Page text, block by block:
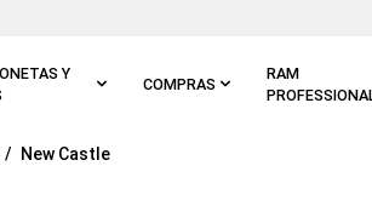
Y
COMPRAS
RAM
New Castle